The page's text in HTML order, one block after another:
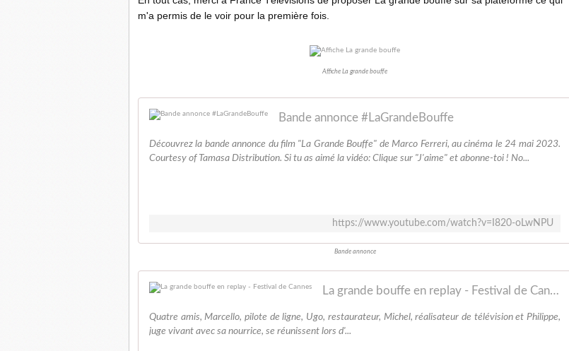
m'a permis de le voir pour la première fois.
Affiche La grande bouffe
Bande annonce #LaGrandeBouffe
Découvrez la bande annonce du film "La Grande Bouffe" de Marco Ferreri, au cinéma le 24 mai 2023.
Courtesy of Tamasa Distribution. Si tu as aimé la vidéo: Clique sur "J'aime" et abonne-toi ! No...
https://www.youtube.com/watch?v=I820-oLwNPU
Bande annonce
La grande bouffe en replay - Festival de Cannes
Quatre amis, Marcello, pilote de ligne, Ugo, restaurateur, Michel, réalisateur de télévision et Philippe,
juge vivant avec sa nourrice, se réunissent lors d'...